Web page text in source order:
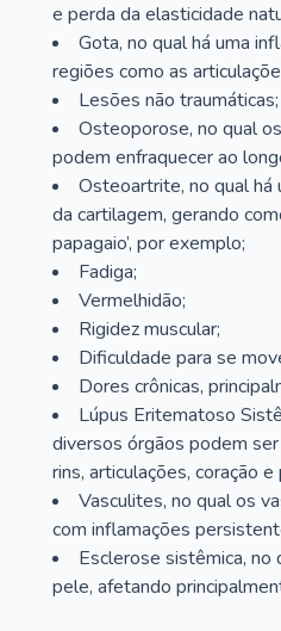
e perda da elasticidade
Gota, no qual há uma
regiões como as
Lesões não traumáticas;
Osteoporose, no qual
podem enfraquecer ao
Osteoartrite, no qual
da cartilagem, gerando
papagaio’, por exemplo;
Fadiga;
Vermelhidão;
Rigidez muscular;
Dificuldade para se
Dores crônicas,
Lúpus Eritematoso
diversos órgãos podem
rins, articulações, coração e
Vasculites, no qual os
com inflamações
Esclerose sistêmica, no
pele, afetando